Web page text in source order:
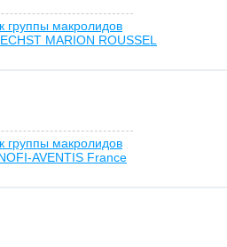
группы макролидов
MARION ROUSSEL
группы макролидов
AVENTIS France